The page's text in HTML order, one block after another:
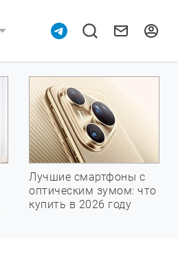
Лучшие смартфоны с
оптическим зумом: что
купить в 2026 году